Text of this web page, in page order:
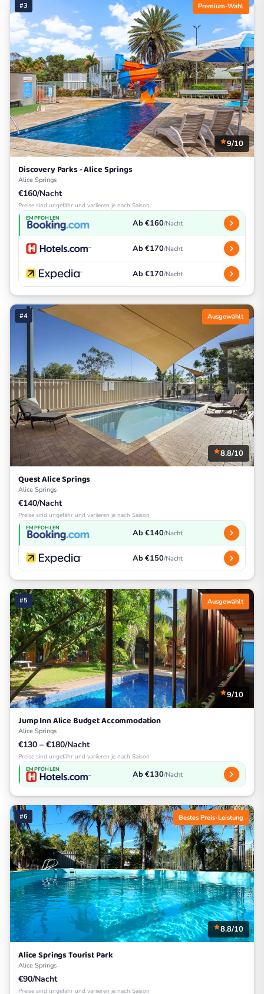
#3 Premium-Wahl
9/10
Discovery Parks - Alice Springs
Alice Springs
€160/Nacht
Preise sind ungefähr und variieren je nach Saison
EMPFOHLEN Ab €160/Nacht
Ab €170/Nacht
Ab €170/Nacht
#4 Ausgewählt
8.8/10
Quest Alice Springs
Alice Springs
€140/Nacht
Preise sind ungefähr und variieren je nach Saison
EMPFOHLEN Ab €140/Nacht
Ab €150/Nacht
#5 Ausgewählt
9/10
Jump Inn Alice Budget Accommodation
Alice Springs
€130 – €180/Nacht
Preise sind ungefähr und variieren je nach Saison
EMPFOHLEN Ab €130/Nacht
#6 Bestes Preis-Leistung
8.8/10
Alice Springs Tourist Park
Alice Springs
€90/Nacht
Preise sind ungefähr und variieren je nach Saison